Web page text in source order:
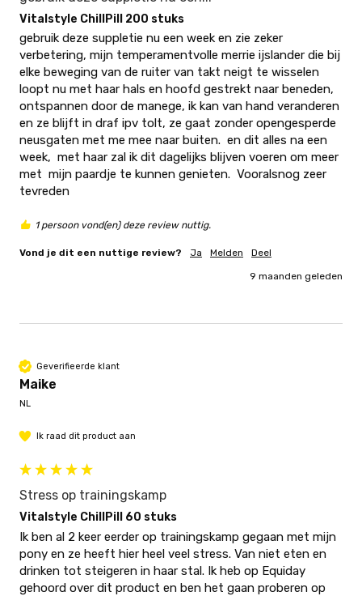
Vitalstyle ChillPill 200 stuks
gebruik deze suppletie nu een week en zie zeker
verbetering, mijn temperamentvolle merrie ijslander die bij
elke beweging van de ruiter van takt neigt te wisselen
loopt nu met haar hals en hoofd gestrekt naar beneden,
ontspannen door de manege, ik kan van hand veranderen
en ze blijft in draf ipv tolt, ze gaat zonder opengesperde
neusgaten met me mee naar buiten.  en dit alles na een
week,  met haar zal ik dit dagelijks blijven voeren om meer
met  mijn paardje te kunnen genieten.  Vooralsnog zeer
tevreden
1 persoon vond(en) deze review nuttig.
Vond je dit een nuttige review? Ja Melden Deel
9 maanden geleden
Geverifieerde klant
Maike
NL
Ik raad dit product aan
Stress op trainingskamp
Vitalstyle ChillPill 60 stuks
Ik ben al 2 keer eerder op trainingskamp gegaan met mijn
pony en ze heeft hier heel veel stress. Van niet eten en
drinken tot steigeren in haar stal. Ik heb op Equiday
gehoord over dit product en ben het gaan proberen op